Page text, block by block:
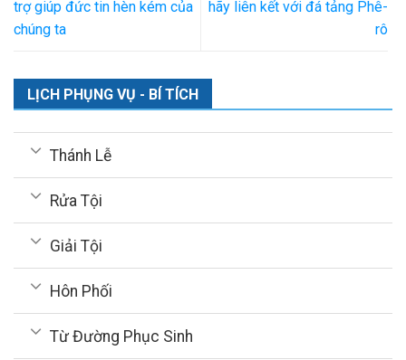
trợ giúp đức tin hèn kém của
chúng ta
hãy liên kết với đá tảng Phê-
rô
LỊCH PHỤNG VỤ - BÍ TÍCH
Thánh Lễ
Rửa Tội
Giải Tội
Hôn Phối
Từ Đường Phục Sinh